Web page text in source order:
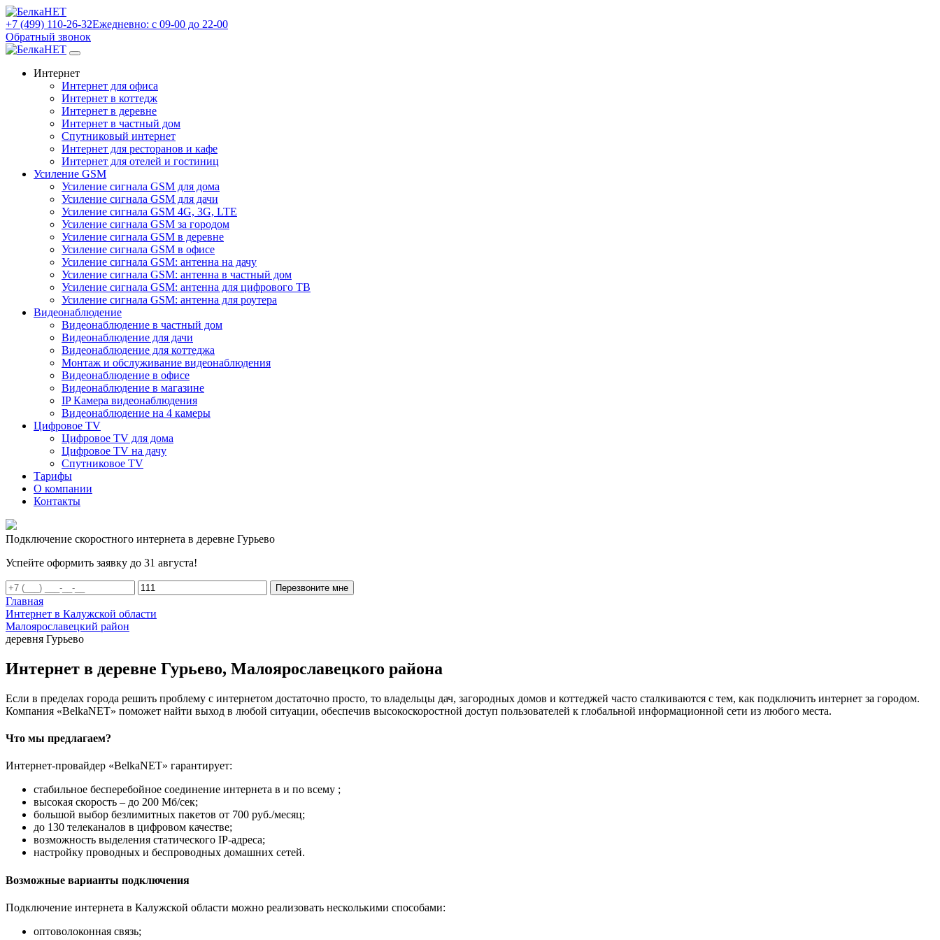
+7 (499) 110-26-32Ежедневно: с 09-00 до 22-00
Обратный звонок
Интернет
Интернет для офиса
Интернет в коттедж
Интернет в деревне
Интернет в частный дом
Спутниковый интернет
Интернет для ресторанов и кафе
Интернет для отелей и гостиниц
Усиление GSM
Усиление сигнала GSM для дома
Усиление сигнала GSM для дачи
Усиление сигнала GSM 4G, 3G, LTE
Усиление сигнала GSM за городом
Усиление сигнала GSM в деревне
Усиление сигнала GSM в офисе
Усиление сигнала GSM: антенна на дачу
Усиление сигнала GSM: антенна в частный дом
Усиление сигнала GSM: антенна для цифрового ТВ
Усиление сигнала GSM: антенна для роутера
Видеонаблюдение
Видеонаблюдение в частный дом
Видеонаблюдение для дачи
Видеонаблюдение для коттеджа
Монтаж и обслуживание видеонаблюдения
Видеонаблюдение в офисе
Видеонаблюдение в магазине
IP Камера видеонаблюдения
Видеонаблюдение на 4 камеры
Цифровое TV
Цифровое TV для дома
Цифровое TV на дачу
Спутниковое TV
Тарифы
О компании
Контакты
Подключение скоростного интернета в деревне Гурьево
Успейте оформить заявку до 31 августа!
Перезвоните мне
Главная
Интернет в Калужской области
Малоярославецкий район
деревня Гурьево
Интернет в деревне Гурьево, Малоярославецкого района
Если в пределах города решить проблему с интернетом достаточно просто, то владельцы дач, загородных домов и коттеджей часто сталкиваются с тем, как подключить интернет за городом.
Компания «BelkaNET» поможет найти выход в любой ситуации, обеспечив высокоскоростной доступ пользователей к глобальной информационной сети из любого места.
Что мы предлагаем?
Интернет-провайдер «BelkaNET» гарантирует:
стабильное бесперебойное соединение интернета в и по всему ;
высокая скорость – до 200 Мб/сек;
большой выбор безлимитных пакетов от 700 руб./месяц;
до 130 телеканалов в цифровом качестве;
возможность выделения статического IP-адреса;
настройку проводных и беспроводных домашних сетей.
Возможные варианты подключения
Подключение интернета в Калужской области можно реализовать несколькими способами:
оптоволоконная связь;